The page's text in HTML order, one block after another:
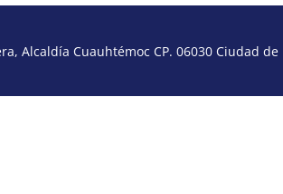
Alcaldía Cuauhtémoc CP. 06030 Ciudad